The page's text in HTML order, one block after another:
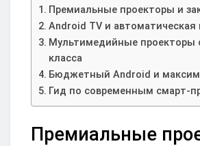
Премиальные проекторы и
Android TV и автоматическая
Мультимедийные проекторы
класса
Бюджетный Android и
Гид по современным смарт-
Премиальные